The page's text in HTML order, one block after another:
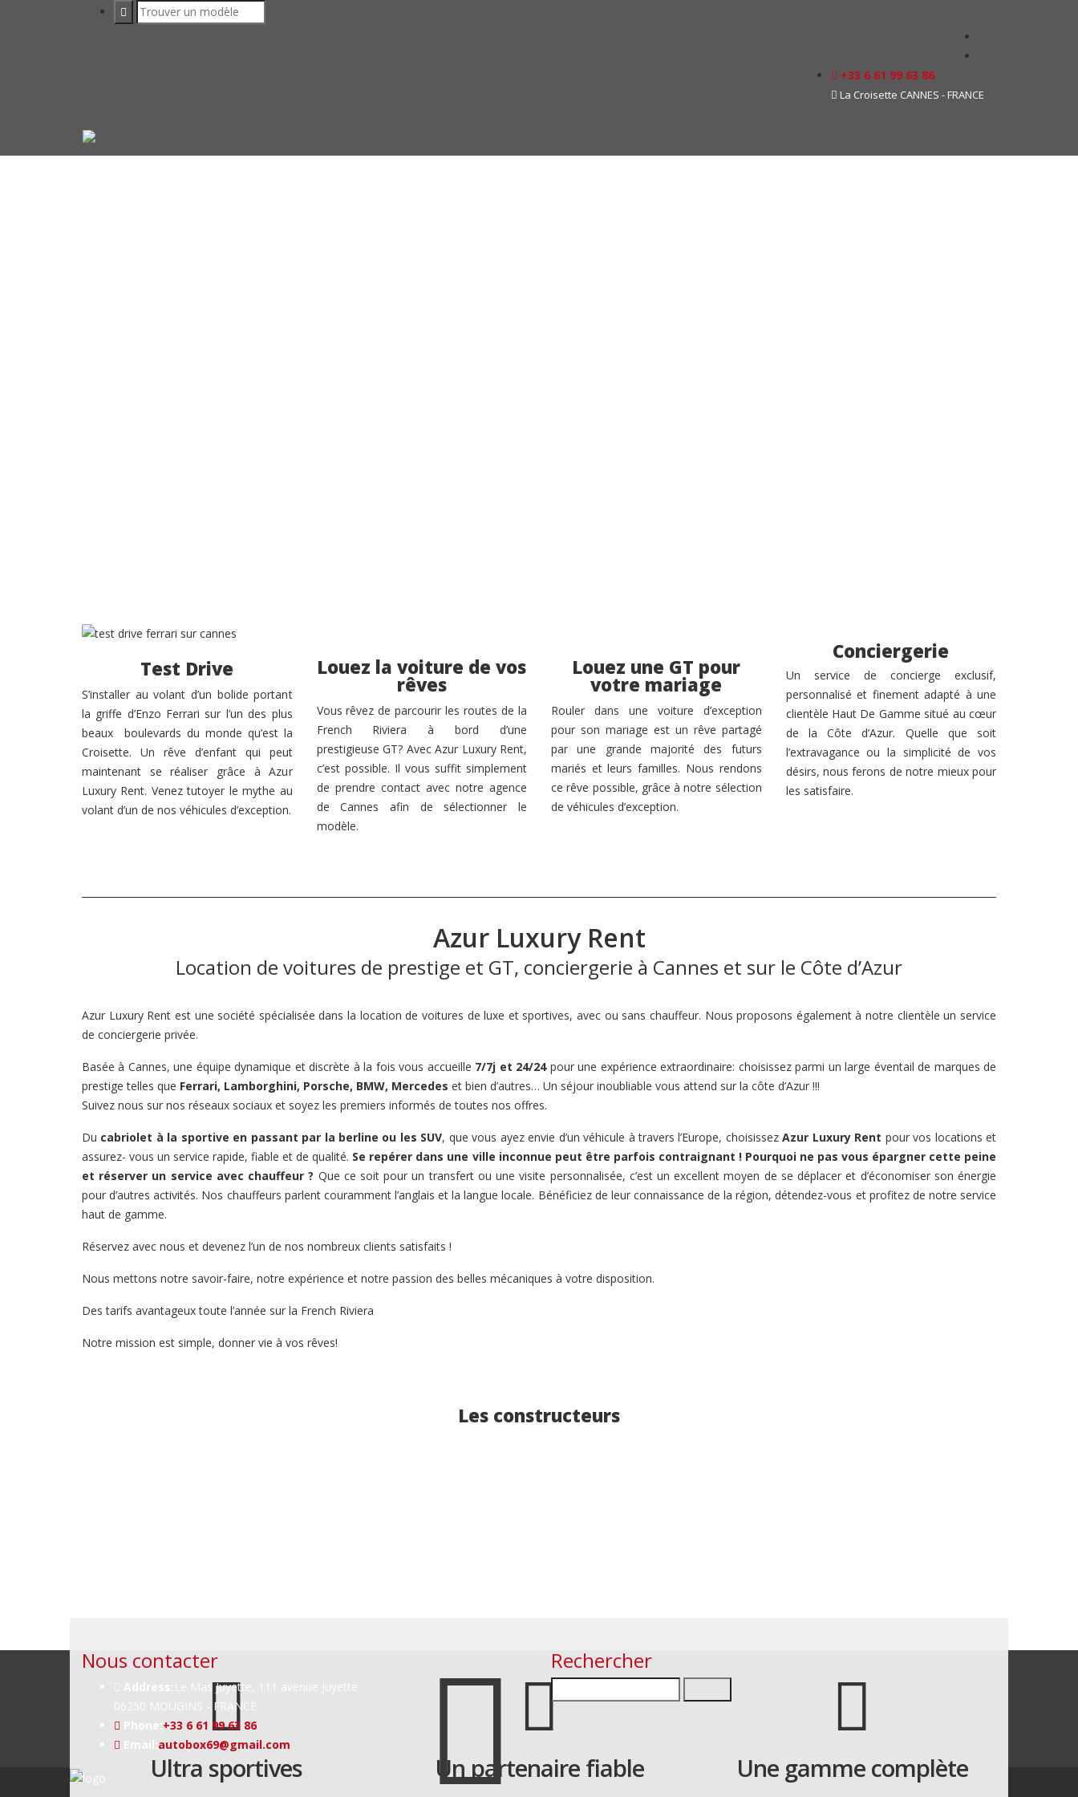
+33 6 61 99 63 86
La Croisette CANNES - FRANCE
Test Drive
S’installer au volant d’un bolide portant
la griffe d’Enzo Ferrari sur l’un des plus
beaux boulevards du monde qu’est la
Croisette. Un rêve d’enfant qui peut
maintenant se réaliser grâce à Azur
Luxury Rent. Venez tutoyer le mythe au
volant d’un de nos véhicules d’exception.
Louez la voiture de vos
rêves
Vous rêvez de parcourir les routes de la
French Riviera à bord d’une
prestigieuse GT? Avec Azur Luxury Rent,
c’est possible. Il vous suffit simplement
de prendre contact avec notre agence
de Cannes afin de sélectionner le
modèle.
Louez une GT pour
votre mariage
Rouler dans une voiture d’exception
pour son mariage est un rêve partagé
par une grande majorité des futurs
mariés et leurs familles. Nous rendons
ce rêve possible, grâce à notre sélection
de véhicules d’exception.
Conciergerie
Un service de concierge exclusif,
personnalisé et finement adapté à une
clientèle Haut De Gamme situé au cœur
de la Côte d’Azur. Quelle que soit
l’extravagance ou la simplicité de vos
désirs, nous ferons de notre mieux pour
les satisfaire.
Azur Luxury Rent
Location de voitures de prestige et GT, conciergerie à Cannes et sur le Côte d’Azur
Azur Luxury Rent est une société spécialisée dans la location de voitures de luxe et sportives, avec ou sans chauffeur. Nous proposons également à notre clientèle un service
de conciergerie privée.
Basée à Cannes, une équipe dynamique et discrète à la fois vous accueille 7/7j et 24/24pour une expérience extraordinaire: choisissez parmi un large éventail de marques de
prestige telles que Ferrari, Lamborghini, Porsche, BMW, Mercedes et bien d’autres… Un séjour inoubliable vous attend sur la côte d’Azur !!!
Suivez nous sur nos réseaux sociaux et soyez les premiers informés de toutes nos offres.
Du cabriolet à la sportive en passant par la berline ou les SUV, que vous ayez envie d’un véhicule à travers l’Europe, choisissezAzur Luxury Rent pour vos locations et
assurez- vous un service rapide, fiable et de qualité. Se repérer dans une ville inconnue peut être parfois contraignant ! Pourquoi ne pas vous épargner cette peine
et réserver un service avec chauffeur ? Que ce soit pour un transfert ou une visite personnalisée, c’est un excellent moyen de se déplacer et d’économiser son énergie
pour d’autres activités. Nos chauffeurs parlent couramment l’anglais et la langue locale. Bénéficiez de leur connaissance de la région, détendez-vous et profitez de notre service
haut de gamme.
Réservez avec nous et devenez l’un de nos nombreux clients satisfaits !
Nous mettons notre savoir-faire, notre expérience et notre passion des belles mécaniques à votre disposition.
Des tarifs avantageux toute l’année sur la French Riviera
Notre mission est simple, donner vie à vos rêves!
Les constructeurs
Ultra sportives Un partenaire fiable Une gamme complète
Nous contacter
Address:Le Mas Juyette, 111 avenue Juyette
06250 MOUGINS - FRANCE
Phone:+33 6 61 99 63 86
Email:autobox69@gmail.com
Rechercher
Search
for: